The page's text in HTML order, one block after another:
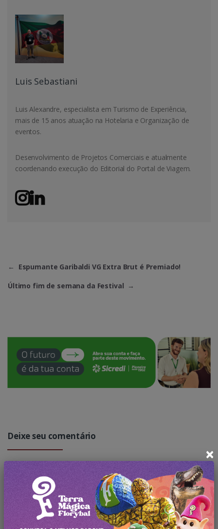
Luis Sebastiani
Luis Alexandre, especialista em Turismo de Experiência,
mais de 15 anos atuação na Hotelaria e Organização de
eventos.
Desenvolvimento de Projetos Comerciais e atualmente
coordenando execução do Editorial do Portal de Viagem.
← Espumante Garibaldi VG Extra Brut é Premiado!
Último fim de semana da Festival →
Deixe seu comentário
Façaloginpara comentar a
publicação.
×